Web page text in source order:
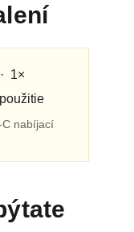
1×
C nabíjací